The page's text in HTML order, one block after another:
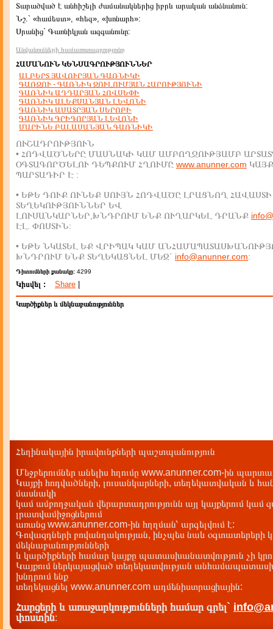
Տարածված է անհիշելի ժամանակներից իբրև արական անձնանուն:
Նշ.` «համեստ», «հեզ», «խոնարհ»:
Սրանից` Գառնիկյան ազգանունը:
Անվանումների համառոտագրությունը
ՀԱՄԱՆՈՒՆ ԿԵՆՍԱԳՐՈՒԹՅՈՒՆՆԵՐ
ԱԼԲԵՐՏ ՅԱՎՈՒՐՅԱՆ ԳԱՌՆԻԿԻ
ԳԱՌԶՈՒ - ԳԱՌՆԻԿ ԶՈՒԼՈՒՄՅԱՆ ՀԱՐՈՒԹՅՈՒՆԻ
ԳԱՌՆԻԿ ԱԴԴԱՐՅԱՆ ՀՈՎՍԵՓԻ
ԳԱՌՆԻԿ ԱԼԵՔՍԱՆՅԱՆ ԼԵՎՈՆԻ
ԳԱՌՆԻԿ ԱՍԱՏՐՅԱՆ ՍԵՐՈԲԻ
ԳԱՌՆԻԿ ԳՐԻԳՈՐՅԱՆ ԼԵՎՈՆԻ
ՄԱՐԻՆԵ ԲԱԼԱՍԱՆՅԱՆ ԳԱՌՆԻԿԻ
ՈՒՇԱԴՐՈՒԹՅՈՒՆ
• ՀՈԴՎԱԾՆԵՐԸ ՄԱՍՆԱԿԻ ԿԱՄ ԱՄԲՈՂՋՈՒԹՅԱՄԲ
ՕԳՏԱԳՈՐԾԵԼՈՒ ԴԵՊՔՈՒՄ ՀՂՈՒՄԸ www.anunner.com
ՊԱՐՏԱԴԻՐ Է :
• ԵԹԵ ԴՈՒՔ ՈՒՆԵՔ ՍՈՒՅՆ ՀՈԴՎԱԾԸ ԼՐԱՑՆՈՂ ՀԱՎԱՍՏԻ
ՏԵՂԵԿՈՒԹՅՈՒՆՆԵՐ ԵՎ
ԼՈՒՍԱՆԿԱՐՆԵՐ,ԽՆԴՐՈՒՄ ԵՆՔ ՈՒՂԱՐԿԵԼ ԴՐԱՆՔ
ԷԼ. ՓՈՍՏԻՆ:
• ԵԹԵ ՆԿԱՏԵԼ ԵՔ ՎՐԻՊԱԿ ԿԱՄ
ԽՆԴՐՈՒՄ ԵՆՔ ՏԵՂԵԿԱՑՆԵԼ ՄԵԶ` info@anunner.com:
Դիտումների քանակը: 4299
Կիսվել : Share
Կարծիքներ և մեկնաբանություններ
Հեղինակային իրավունքների պաշտպանություն
Մեջբերումներ անելիս հղումը www.anunner.com-ին
Կայքի հոդվածների, լուսանկարների, տեղեկատվական և
մասնակի
կամ ամբողջական վերարտադրությունն այլ կայքերում կամ
լրատվամիջոցներում
առանց www.anunner.com-ին հղղման՝ արգելվում է:
Գովազդների բովանդակության, ինչպես նաև օգտատերերի
մեկնաբանությունների
և կարծիքների համար կայքը պատասխանատվություն չի
Կայքում ներկայացված տեղեկատվության
խնդրում ենք
տեղեկացնել www.anunner.com ադմենիստրացիային:
Հարցերի և առաջարկությունների համար գրել`
փոստին: